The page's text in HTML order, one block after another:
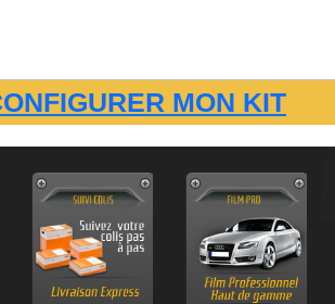
MON KIT